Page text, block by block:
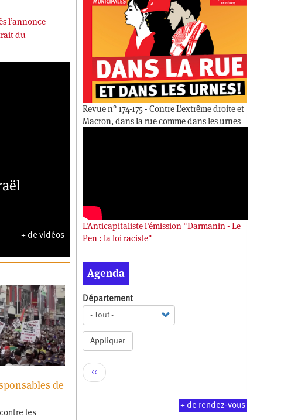
l’annonce
du
+ de vidéos
de
les
Revue n° 174-175 - Contre L'extrême droite et
Macron, dans la rue comme dans les urnes
L'Anticapitaliste l'émission "Darmanin - Le
Pen : la loi raciste"
Agenda
Département
Appliquer
Pagination
Page
précédente
‹‹
+ de rendez-vous